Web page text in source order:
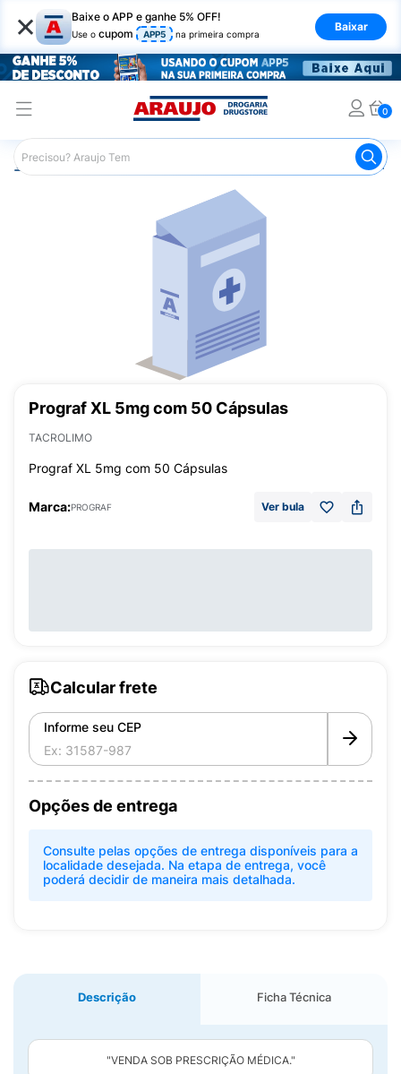
× Baixe o APP e ganhe 5% OFF!
Use o cupom APP5 na primeira compra
Baixar
0
Araujo Medicamentos Prograf
Prograf XL 5mg com 50 Cápsulas
TACROLIMO
Prograf XL 5mg com 50 Cápsulas
Marca:PROGRAF Ver bula
Calcular frete
Informe seu CEP
Opções de entrega
Consulte pelas opções de entrega disponíveis para a
localidade desejada. Na etapa de entrega, você
poderá decidir de maneira mais detalhada.
Descrição Ficha Técnica
"VENDA SOB PRESCRIÇÃO MÉDICA."